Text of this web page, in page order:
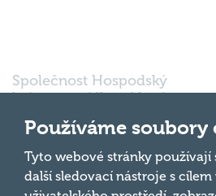
Společnost Hospodský
kvíz s.r.o., sídlem Nové
602 00 Brno, IČ:
03980138, DIČ:
CZ03980138 je vedena
pod spisovou značkou
Používáme soubory
Tyto webové stránky používají
další sledovací nástroje s cílem